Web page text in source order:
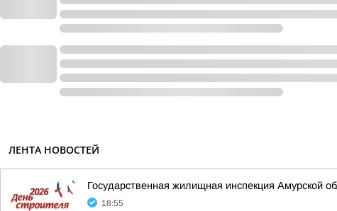
ЛЕНТА НОВОСТЕЙ
Государственная жилищная инспекция Амурской
18:55